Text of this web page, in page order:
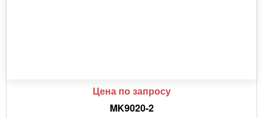
Цена по запросу
MK9020-2